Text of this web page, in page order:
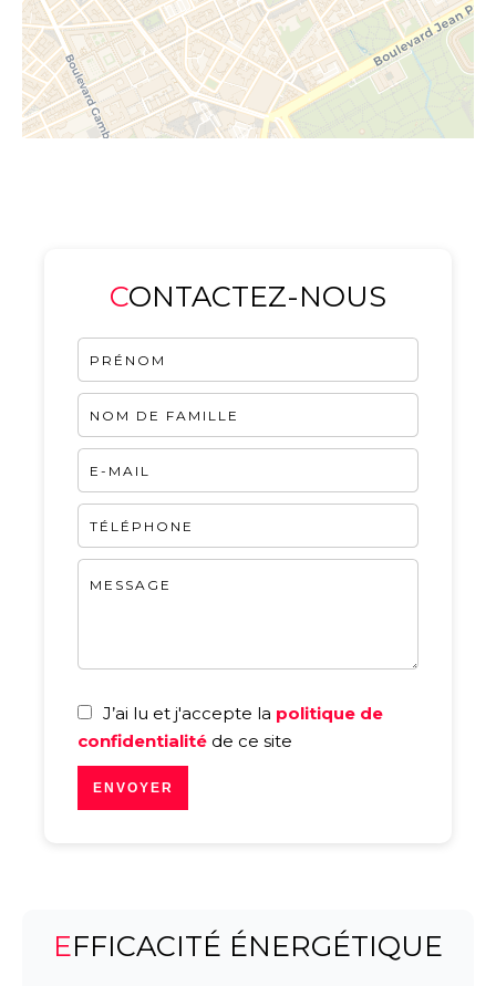
CONTACTEZ-NOUS
J’ai lu et j'accepte la politique de
confidentialité de ce site
ENVOYER
EFFICACITÉ ÉNERGÉTIQUE